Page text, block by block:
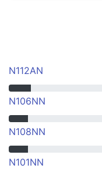
N112AN
N106NN
N108NN
N101NN